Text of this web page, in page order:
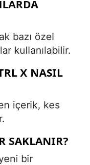
bazı özel
kullanılabilir.
X NASIL
içerik, kes
SAKLANIR?
bir